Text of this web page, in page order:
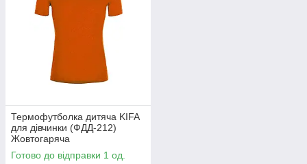
Термофутболка дитяча KIFA
для дівчинки (ФДД-212)
Жовтогаряча
Готово до відправки 1 од.